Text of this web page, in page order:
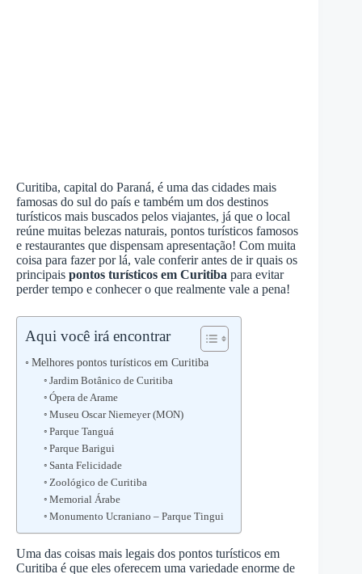
Curitiba, capital do Paraná, é uma das cidades mais
famosas do sul do país e também um dos destinos
turísticos mais buscados pelos viajantes, já que o local
reúne muitas belezas naturais, pontos turísticos famosos
e restaurantes que dispensam apresentação! Com muita
coisa para fazer por lá, vale conferir antes de ir quais os
principais pontos turísticos em Curitiba para evitar
perder tempo e conhecer o que realmente vale a pena!
Aqui você irá encontrar
Melhores pontos turísticos em Curitiba
Jardim Botânico de Curitiba
Ópera de Arame
Museu Oscar Niemeyer (MON)
Parque Tanguá
Parque Barigui
Santa Felicidade
Zoológico de Curitiba
Memorial Árabe
Monumento Ucraniano – Parque Tingui
Uma das coisas mais legais dos pontos turísticos em
Curitiba é que eles oferecem uma variedade enorme de